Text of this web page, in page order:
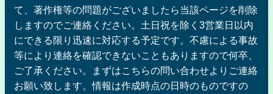
て、著作権等の問題がございましたら当該ページを削除
しますのでご連絡ください。土日祝を除く3営業日以内
にできる限り迅速に対応する予定です。不慮による事故
等により連絡を確認できないこともありますので何卒、
ご了承ください。まずはこちらの問い合わせよりご連絡
お願い致します。情報は作成時点の日時のものですの